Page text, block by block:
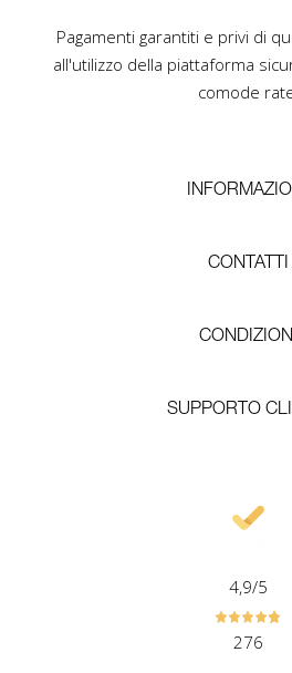
Pagamenti garantiti e privi di
all'utilizzo della piattaforma
comode
CONTATTI
CONDIZIONI
SUPPORTO
4,9/5
276